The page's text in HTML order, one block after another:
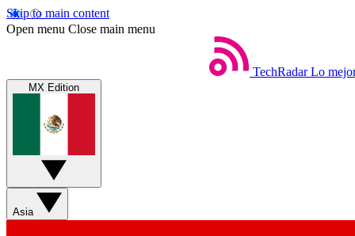
Skip to main content
Open menu Close main menu
TechRadar Lo
MX Edition
Asia